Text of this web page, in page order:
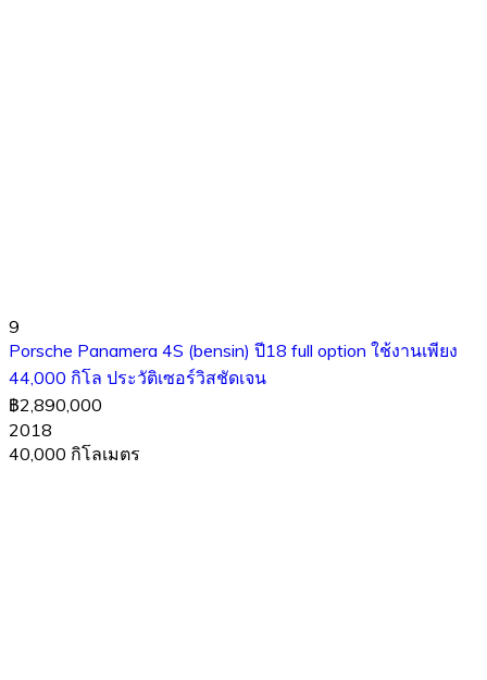
9
Porsche Panamera 4S (bensin) ปี18 full option ใช้งานเพียง
44,000 กิโล ประวัติเซอร์วิสชัดเจน
฿2,890,000
2018
40,000 กิโลเมตร